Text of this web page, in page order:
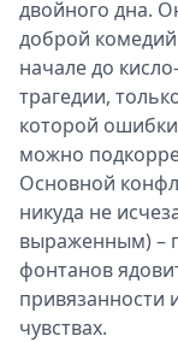
двойного дна.
доброй
начале до
трагедии,
которой
можно
Основной
никуда не
выраженным) –
фонтанов
привязанности
чувствах.